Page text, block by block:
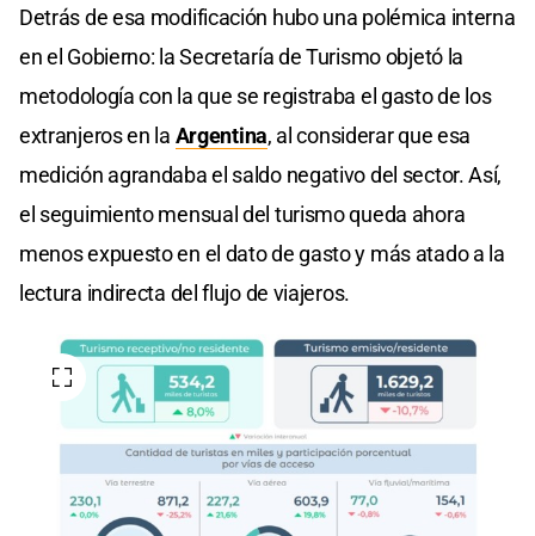
Detrás de esa modificación hubo una polémica interna
en el Gobierno: la Secretaría de Turismo objetó la
metodología con la que se registraba el gasto de los
extranjeros en la Argentina, al considerar que esa
medición agrandaba el saldo negativo del sector. Así,
el seguimiento mensual del turismo queda ahora
menos expuesto en el dato de gasto y más atado a la
lectura indirecta del flujo de viajeros.